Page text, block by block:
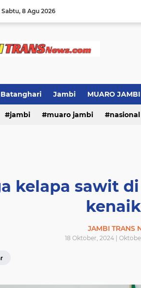
Sabtu 8 Agu 2026
Batanghari Jambi MUARO JAMBI
jambi muaro jambi nasional
kelapa sawit
JAMBI TRANS
18 Oktober, 2024 |